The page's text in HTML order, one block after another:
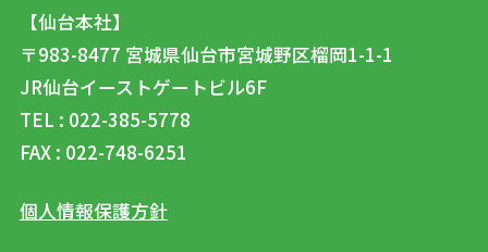
【仙台本社】
〒983-8477 宮城県仙台市宮城野区榴岡1-1-1
JR仙台イーストゲートビル6F
TEL : 022-385-5778
FAX : 022-748-6251
個人情報保護方針